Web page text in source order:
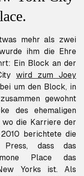
mehr als zwei
ihm die Ehre
Ein Block an der
wird zum Joey
um den Block, in
gewohnt
des ehemaligen
wo die Karriere der
2010 berichtete die
Press, dass das
Place das
Yorks ist. Als